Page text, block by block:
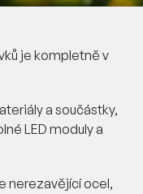
je kompletně v
a součástky,
LED moduly a
nerezavějící ocel,